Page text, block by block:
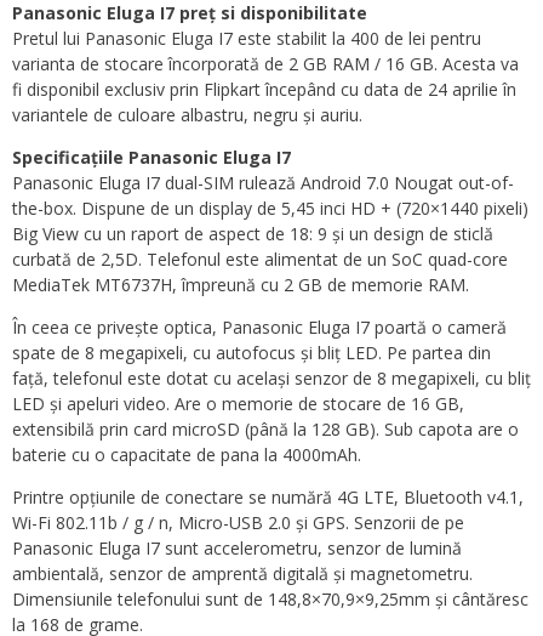
Panasonic Eluga I7 preț si disponibilitate
Pretul lui Panasonic Eluga I7 este stabilit la 400 de lei pentru
varianta de stocare încorporată de 2 GB RAM / 16 GB. Acesta va
fi disponibil exclusiv prin Flipkart începând cu data de 24 aprilie în
variantele de culoare albastru, negru și auriu.
Specificațiile Panasonic Eluga I7
Panasonic Eluga I7 dual-SIM rulează Android 7.0 Nougat out-of-
the-box. Dispune de un display de 5,45 inci HD + (720×1440 pixeli)
Big View cu un raport de aspect de 18: 9 și un design de sticlă
curbată de 2,5D. Telefonul este alimentat de un SoC quad-core
MediaTek MT6737H, împreună cu 2 GB de memorie RAM.
În ceea ce privește optica, Panasonic Eluga I7 poartă o cameră
spate de 8 megapixeli, cu autofocus și bliț LED. Pe partea din
față, telefonul este dotat cu același senzor de 8 megapixeli, cu bliț
LED și apeluri video. Are o memorie de stocare de 16 GB,
extensibilă prin card microSD (până la 128 GB). Sub capota are o
baterie cu o capacitate de pana la 4000mAh.
Printre opțiunile de conectare se numără 4G LTE, Bluetooth v4.1,
Wi-Fi 802.11b / g / n, Micro-USB 2.0 și GPS. Senzorii de pe
Panasonic Eluga I7 sunt accelerometru, senzor de lumină
ambientală, senzor de amprentă digitală și magnetometru.
Dimensiunile telefonului sunt de 148,8×70,9×9,25mm și cântăresc
la 168 de grame.